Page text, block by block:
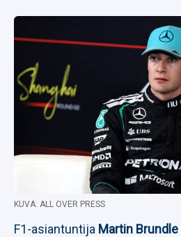
KUVA: ALL OVER PRESS
F1-asiantuntija Martin Brundle